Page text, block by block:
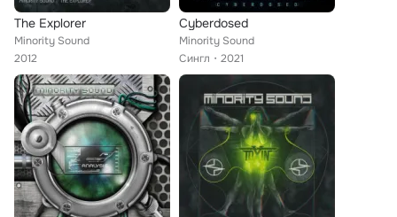
The Explorer
Minority Sound
2012
Cyberdosed
Minority Sound
Сингл
2021